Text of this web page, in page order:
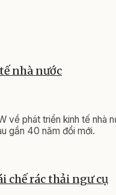
nhà nước
về phát triển kinh tế nhà
gần 40 năm đổi mới.
chế rác thải ngư cụ